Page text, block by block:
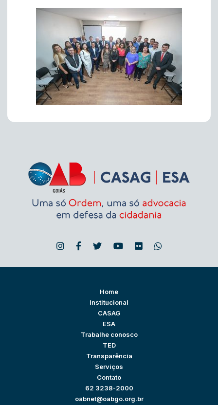
Home
Institucional
CASAG
ESA
Trabalhe conosco
TED
Transparência
Serviços
Contato
62 3238-2000
oabnet@oabgo.org.br